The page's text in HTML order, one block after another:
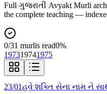
Full ગુજરાતી Avyakt Murli
the complete teaching —
0/31 murlis read0%
197319741975
23/01હવે શક્તિ સેના નામ ને